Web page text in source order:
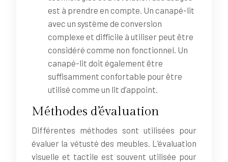
est à prendre en compte. Un canapé-lit
avec un système de conversion
complexe et difficile à utiliser peut être
considéré comme non fonctionnel. Un
canapé-lit doit également être
suffisamment confortable pour être
utilisé comme un lit d’appoint.
Méthodes d’évaluation
Différentes méthodes sont utilisées pour
évaluer la vétusté des meubles. L’évaluation
visuelle et tactile est souvent utilisée pour